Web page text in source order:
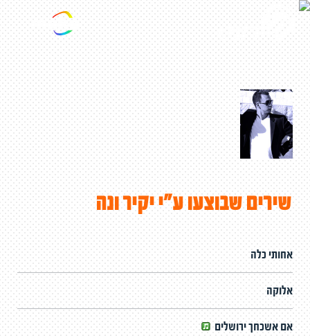
שירים שבוצעו ע"י יקיר ונה
אחותי כלה
אלוקה
אם אשכחך ירושלים